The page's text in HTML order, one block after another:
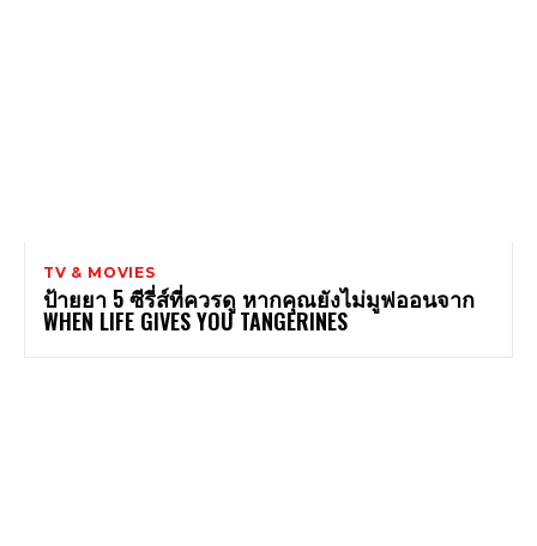
TV & MOVIES
ป้ายยา 5 ซีรี่ส์ที่ควรดู หากคุณยังไม่มูฟออนจาก
WHEN LIFE GIVES YOU TANGERINES